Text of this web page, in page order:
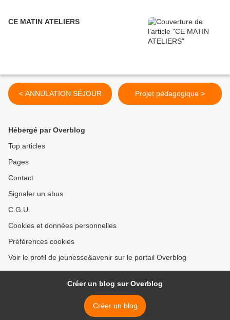
CE MATIN ATELIERS
< ANNULATION SÉJOUR Projet pédagogique >
Hébergé par Overblog
Top articles
Pages
Contact
Signaler un abus
C.G.U.
Cookies et données personnelles
Préférences cookies
Voir le profil de jeunesse&avenir sur le portail Overblog
Créer un blog sur Overblog
Créer un blog